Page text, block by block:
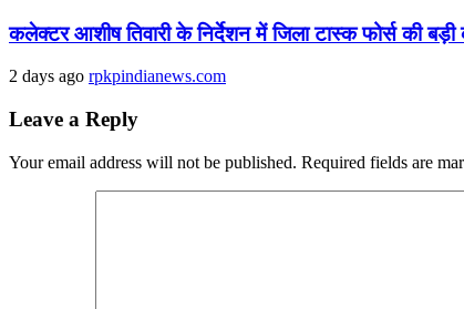
कलेक्टर आशीष तिवारी के निर्देशन में जिला टास्क फोर्स की
2 days ago rpkpindianews.com
Leave a Reply
Your email address will not be published. Required fields are